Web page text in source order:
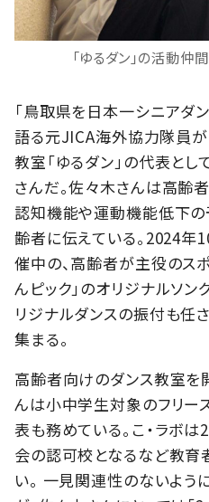
「ゆるダン」の活動仲
「鳥取県を日本一シニアダ
語る元JICA海外協力隊員が
教室「ゆるダン」の代表と
さんだ。佐々木さんは高齢
認知機能や運動機能低下
齢者に伝えている。2024年
催中の、高齢者が主役のス
んピック」のオリジナルソン
リジナルダンスの振付も任
集まる。
高齢者向けのダンス教室を
んは小中学生対象のフリー
表も務めている。こ・ラボ
会の認可校となるなど教育
い。 一見関連性のないよう